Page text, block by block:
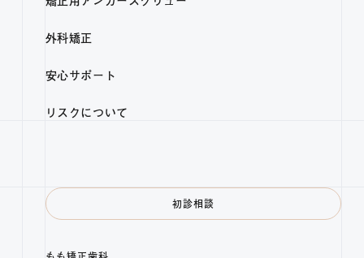
外科矯正
安心サポート
リスクについて
初診相談